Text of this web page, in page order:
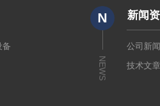
备
N
NEWS
新闻
公司新
技术文